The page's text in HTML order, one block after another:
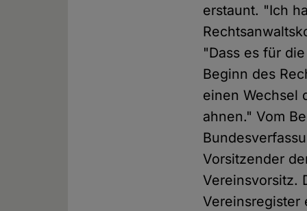
erstaunt. "Ich
"Dass es für
Beginn des
einen Wechsel
ahnen." Vom
Vorsitzender
Vereinsvorsitz.
Vereinsregister